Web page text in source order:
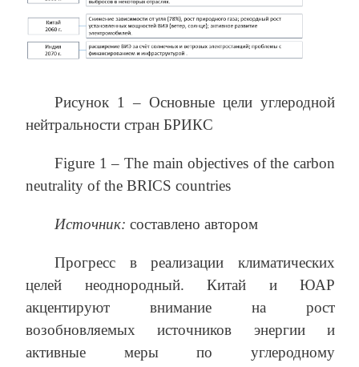
Рисунок 1 – Основные цели углеродной
нейтральности стран БРИКС
Figure 1 – The main objectives of the carbon
neutrality of the BRICS countries
Источник: составлено автором
Прогресс в реализации климатических
целей неоднородный. Китай и ЮАР
акцентируют внимание на рост
возобновляемых источников энергии и
активные меры по углеродному